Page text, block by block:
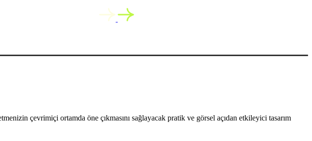
çevrimiçi ortamda öne çıkmasını sağlayacak pratik ve görsel açıdan etkileyici tasarım